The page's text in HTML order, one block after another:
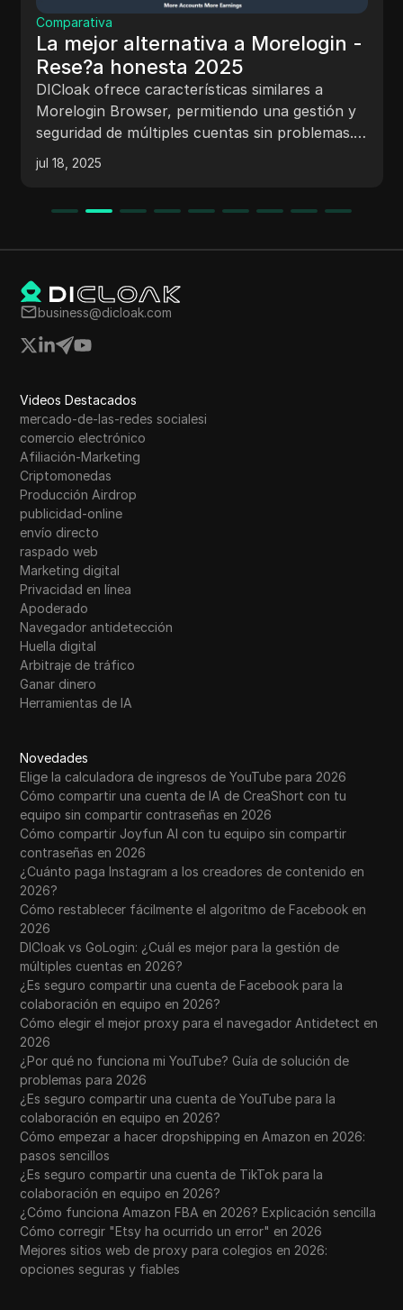
Comparativa
La mejor alternativa a Morelogin -
Rese?a honesta 2025
DICloak ofrece características similares a
Morelogin Browser, permitiendo una gestión y
seguridad de múltiples cuentas sin problemas. A
diferencia de Morelogin, mejora la protección
contra riesgos de
jul 18, 2025
business@dicloak.com
Videos Destacados
mercado-de-las-redes socialesi
comercio electrónico
Afiliación-Marketing
Criptomonedas
Producción Airdrop
publicidad-online
envío directo
raspado web
Marketing digital
Privacidad en línea
Apoderado
Navegador antidetección
Huella digital
Arbitraje de tráfico
Ganar dinero
Herramientas de IA
Novedades
Elige la calculadora de ingresos de YouTube para 2026
Cómo compartir una cuenta de IA de CreaShort con tu
equipo sin compartir contraseñas en 2026
Cómo compartir Joyfun AI con tu equipo sin compartir
contraseñas en 2026
¿Cuánto paga Instagram a los creadores de contenido en
2026?
Cómo restablecer fácilmente el algoritmo de Facebook en
2026
DICloak vs GoLogin: ¿Cuál es mejor para la gestión de
múltiples cuentas en 2026?
¿Es seguro compartir una cuenta de Facebook para la
colaboración en equipo en 2026?
Cómo elegir el mejor proxy para el navegador Antidetect en
2026
¿Por qué no funciona mi YouTube? Guía de solución de
problemas para 2026
¿Es seguro compartir una cuenta de YouTube para la
colaboración en equipo en 2026?
Cómo empezar a hacer dropshipping en Amazon en 2026:
pasos sencillos
¿Es seguro compartir una cuenta de TikTok para la
colaboración en equipo en 2026?
¿Cómo funciona Amazon FBA en 2026? Explicación sencilla
Cómo corregir "Etsy ha ocurrido un error" en 2026
Mejores sitios web de proxy para colegios en 2026:
opciones seguras y fiables